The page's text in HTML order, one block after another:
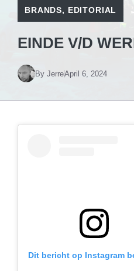
BRANDS, EDITORIAL
EINDE V/D
By JerreApril 6, 2024
Dit bericht op Instagram